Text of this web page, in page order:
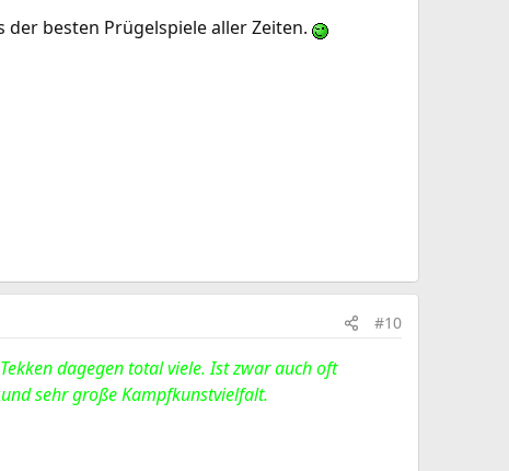
der besten Prügelspiele aller Zeiten.
#10
dagegen total viele. Ist zwar auch oft
sehr große Kampfkunstvielfalt.